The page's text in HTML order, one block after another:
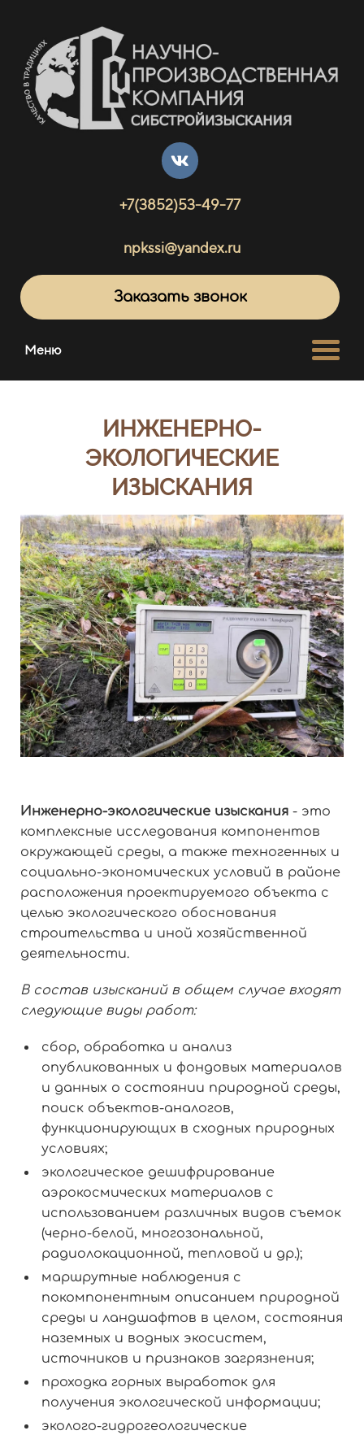
+7(3852)53-49-77
npkssi@yandex.ru
Заказать звонок
Меню
ИНЖЕНЕРНО-
ЭКОЛОГИЧЕСКИЕ
ИЗЫСКАНИЯ
Инженерно-экологические изыскания - это
комплексные исследования компонентов
окружающей среды, а также техногенных и
социально-экономических условий в районе
расположения проектируемого объекта с
целью экологического обоснования
строительства и иной хозяйственной
деятельности.
В состав изысканий в общем случае входят
следующие виды работ:
сбор, обработка и анализ
опубликованных и фондовых материалов
и данных о состоянии природной среды,
поиск объектов-аналогов,
функционирующих в сходных природных
условиях;
экологическое дешифрирование
аэрокосмических материалов с
использованием различных видов съемок
(черно-белой, многозональной,
радиолокационной, тепловой и др.);
маршрутные наблюдения с
покомпонентным описанием природной
среды и ландшафтов в целом, состояния
наземных и водных экосистем,
источников и признаков загрязнения;
проходка горных выработок для
получения экологической информации;
эколого-гидрогеологические